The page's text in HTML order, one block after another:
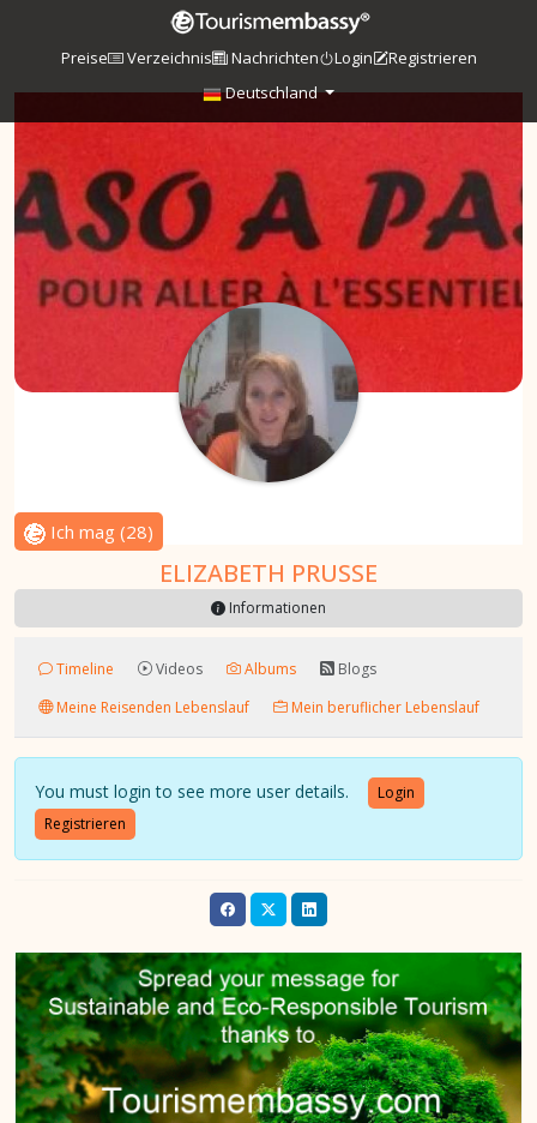
Preise Verzeichnis Nachrichten Login
Registrieren
Deutschland
Ich mag (28)
ELIZABETH PRUSSE
Informationen
Timeline Videos Albums
Blogs
Meine Reisenden Lebenslauf
Mein beruflicher Lebenslauf
You must login to see more user details.
Login
Registrieren